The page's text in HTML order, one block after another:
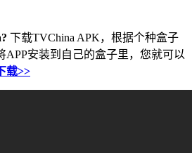
下载TVChina APK，根据个种盒子
APP安装到自己的盒子里，您就可以
载>>